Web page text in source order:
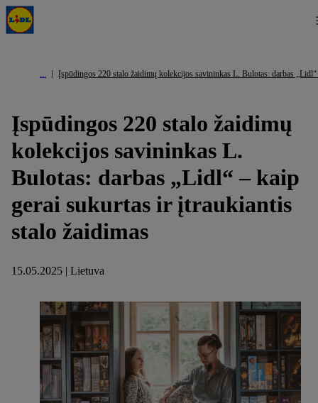
Įspūdingos 220 stalo žaidimų kolekcijos savininkas L. Bulotas: darbas
Įspūdingos 220 stalo žaidimų
kolekcijos savininkas L.
Bulotas: darbas „Lidl“ – kaip
gerai sukurtas ir įtraukiantis
stalo žaidimas
15.05.2025 | Lietuva